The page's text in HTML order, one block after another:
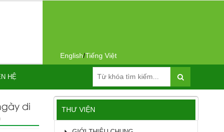
English/Tiếng Việt
HỆ
di
THƯ VIỆN